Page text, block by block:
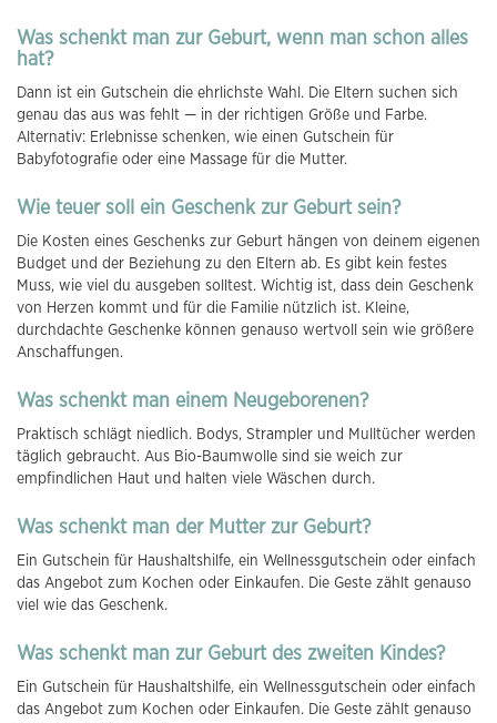
Was schenkt man zur Geburt, wenn man schon alles
hat?
Dann ist ein Gutschein die ehrlichste Wahl. Die Eltern suchen sich
genau das aus was fehlt — in der richtigen Größe und Farbe.
Alternativ: Erlebnisse schenken, wie einen Gutschein für
Babyfotografie oder eine Massage für die Mutter.
Wie teuer soll ein Geschenk zur Geburt sein?
Die Kosten eines Geschenks zur Geburt hängen von deinem eigenen
Budget und der Beziehung zu den Eltern ab. Es gibt kein festes
Muss, wie viel du ausgeben solltest. Wichtig ist, dass dein Geschenk
von Herzen kommt und für die Familie nützlich ist. Kleine,
durchdachte Geschenke können genauso wertvoll sein wie größere
Anschaffungen.
Was schenkt man einem Neugeborenen?
Praktisch schlägt niedlich. Bodys, Strampler und Mulltücher werden
täglich gebraucht. Aus Bio-Baumwolle sind sie weich zur
empfindlichen Haut und halten viele Wäschen durch.
Was schenkt man der Mutter zur Geburt?
Ein Gutschein für Haushaltshilfe, ein Wellnessgutschein oder einfach
das Angebot zum Kochen oder Einkaufen. Die Geste zählt genauso
viel wie das Geschenk.
Was schenkt man zur Geburt des zweiten Kindes?
Ein Gutschein für Haushaltshilfe, ein Wellnessgutschein oder einfach
das Angebot zum Kochen oder Einkaufen. Die Geste zählt genauso